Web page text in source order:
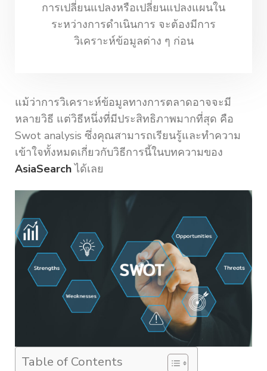
การเปลี่ยนแปลงหรือเปลี่ยนแปลงแผนใน
ระหว่างการดำเนินการ จะต้องมีการ
วิเคราะห์ข้อมูลต่าง ๆ ก่อน
แม้ว่าการวิเคราะห์ข้อมูลทางการตลาดอาจจะมี
หลายวิธี แต่วิธีหนึ่งที่มีประสิทธิภาพมากที่สุด คือ
Swot analysis ซึ่งคุณสามารถเรียนรู้และทำความ
เข้าใจทั้งหมดเกี่ยวกับวิธีการนี้ในบทความของ
AsiaSearchได้เลย
Table of Contents